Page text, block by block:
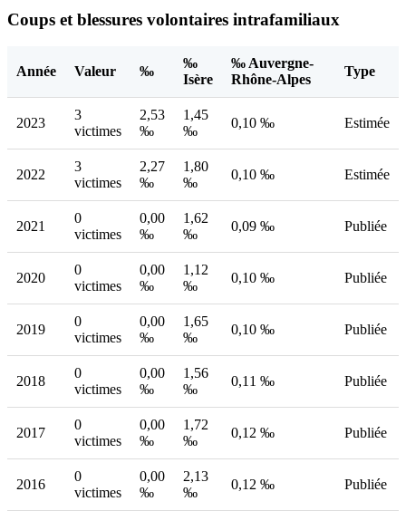
Coups et blessures volontaires intrafamiliaux
Année Valeur ‰
‰
Isère
‰ Auvergne-
Rhône-Alpes
Type
2023
3
victimes
2,53
‰
1,45
‰
0,10 ‰ Estimée
2022
3
victimes
2,27
‰
1,80
‰
0,10 ‰ Estimée
2021
0
victimes
0,00
‰
1,62
‰
0,09 ‰ Publiée
2020
0
victimes
0,00
‰
1,12
‰
0,10 ‰ Publiée
2019
0
victimes
0,00
‰
1,65
‰
0,10 ‰ Publiée
2018
0
victimes
0,00
‰
1,56
‰
0,11 ‰ Publiée
2017
0
victimes
0,00
‰
1,72
‰
0,12 ‰ Publiée
2016
0
victimes
0,00
‰
2,13
‰
0,12 ‰ Publiée